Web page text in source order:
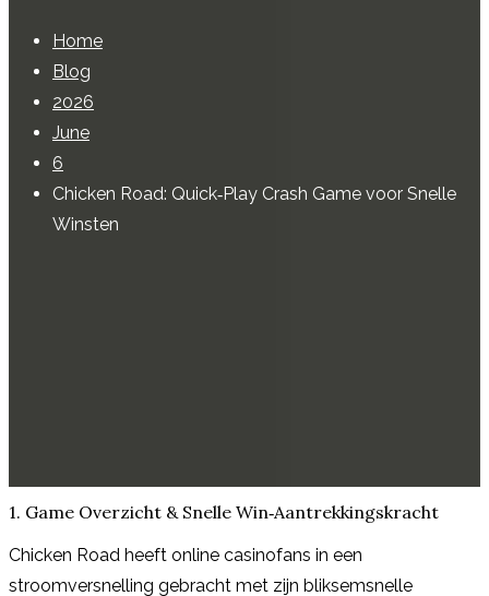
Home
Blog
2026
June
6
Chicken Road: Quick‑Play Crash Game voor Snelle
Winsten
1. Game Overzicht & Snelle Win‑Aantrekkingskracht
Chicken Road heeft online casinofans in een
stroomversnelling gebracht met zijn bliksemsnelle